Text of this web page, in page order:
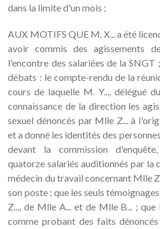
dans la limite d'un mois ;
AUX MOTIFS QUE M. X... a été
avoir commis des agissements
l'encontre des salariées de la
débats : le compte-rendu de la
cours de laquelle M. Y..., délégué
connaissance de la direction les
sexuel dénoncés par Mlle Z... à
et a donné les identités des
devant la commission
quatorze salariés auditionnés par la
médecin du travail concernant Mlle
son poste ; que les seuls
Z..., de Mlle A... et de Mlle B... ;
comme probant des faits